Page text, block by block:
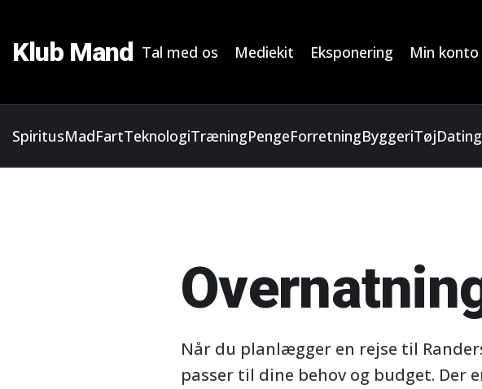
Klub Mand Tal med os Mediekit Eksponering Min konto
SpiritusMadFartTeknologiTræningPengeForretningByggeriTøjDating
Når du planlægger en rejse til
passer til dine behov og budget. Der